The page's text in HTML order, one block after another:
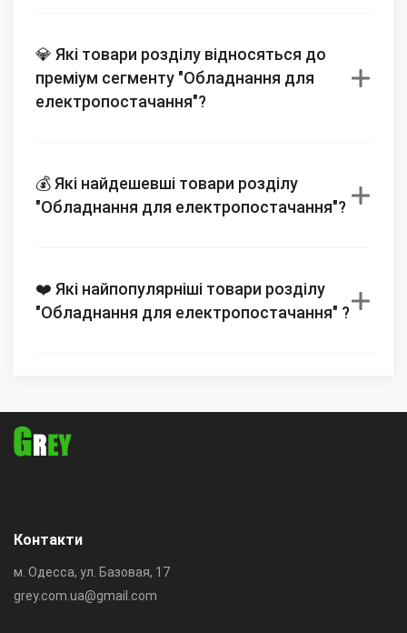
💎 Які товари розділу відносяться до
преміум сегменту "Обладнання для
електропостачання"?
💰 Які найдешевші товари розділу
"Обладнання для електропостачання"?
❤️ Які найпопулярніші товари розділу
"Обладнання для електропостачання" ?
Контакти
м. Одесса, ул. Базовая, 17
grey.com.ua@gmail.com